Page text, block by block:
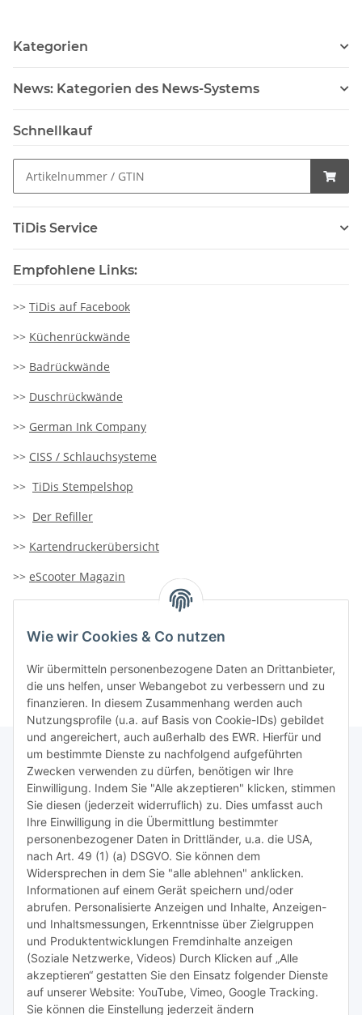
Kategorien
News: Kategorien des News-Systems
Schnellkauf
TiDis Service
Empfohlene Links:
>> TiDis auf Facebook
>> Küchenrückwände
>> Badrückwände
>> Duschrückwände
>> German Ink Company
>> CISS / Schlauchsysteme
>> TiDis Stempelshop
>> Der Refiller
>> Kartendruckerübersicht
>> eScooter Magazin
>>Containersucher
>>Goldinfoseite
TiDis Lizenzsystem
Meist besuchte Seiten:
Tipps & Tricks rund um Sublimation
TiDis Videos auf Youtube
Nachfüllpreise für Druckerpatronen
Refillservice Patronen verpacken
TiDis Druckerwerkstatt
Wie wir Cookies & Co nutzen
Wir übermitteln personenbezogene Daten an Drittanbieter,
die uns helfen, unser Webangebot zu verbessern und zu
finanzieren. In diesem Zusammenhang werden auch
Nutzungsprofile (u.a. auf Basis von Cookie-IDs) gebildet
und angereichert, auch außerhalb des EWR. Hierfür und
um bestimmte Dienste zu nachfolgend aufgeführten
Zwecken verwenden zu dürfen, benötigen wir Ihre
Einwilligung. Indem Sie "Alle akzeptieren" klicken, stimmen
Sie diesen (jederzeit widerruflich) zu. Dies umfasst auch
Ihre Einwilligung in die Übermittlung bestimmter
personenbezogener Daten in Drittländer, u.a. die USA,
nach Art. 49 (1) (a) DSGVO. Sie können dem
Widersprechen in dem Sie "alle ablehnen" anklicken.
Informationen auf einem Gerät speichern und/oder
abrufen. Personalisierte Anzeigen und Inhalte, Anzeigen-
und Inhaltsmessungen, Erkenntnisse über Zielgruppen
und Produktentwicklungen Fremdinhalte anzeigen
(Soziale Netzwerke, Videos) Durch Klicken auf „Alle
akzeptieren“ gestatten Sie den Einsatz folgender Dienste
auf unserer Website: YouTube, Vimeo, Google Tracking.
Sie können die Einstellung jederzeit ändern